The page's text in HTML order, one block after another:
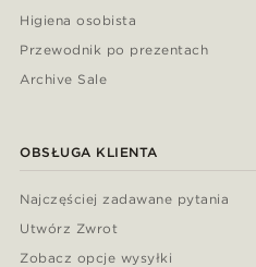
Higiena osobista
Przewodnik po prezentach
Archive Sale
OBSŁUGA KLIENTA
Najczęściej zadawane pytania
Utwórz Zwrot
Zobacz opcje wysyłki